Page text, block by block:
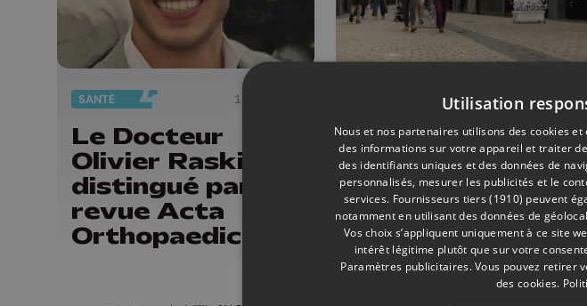
SANTÉ 11/05/2026
Le Docteur
Olivier Raskin
distingué par la
revue Acta
Orthopaedica
30/04/2026
Pas de braderie
à Huy cette
année
Utilisation
Nous et nos partenaires utilisons des cookies
des informations sur votre appareil et traiter
des identifiants uniques et des données de
personnalisés, mesurer les publicités et le
services. Fournisseurs tiers (1910) peuvent
notamment en utilisant des données de
Vos choix s’appliquent uniquement à ce site
intérêt légitime plutôt que sur votre
Paramètres publicitaires. Vous pouvez retirer
des cookies.